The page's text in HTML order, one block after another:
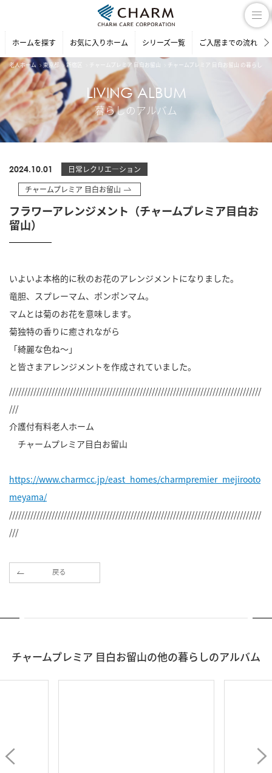
ホームを探す お気に入りホーム シリーズ一覧 ご入居までの流れ
老人ホーム 東京都 新宿区 チャームプレミア 目白お留山 チャームプレミア 目白お留山 の暮らしの
LIVING ALBUM
暮らしのアルバム
2024.10.01
日常レクリエ―ション
チャームプレミア 目白お留山
フラワーアレンジメント（チャームプレミア目白お
留山）
いよいよ本格的に秋のお花のアレンジメントになりました。
竜胆、スプレーマム、ポンポンマム。
マムとは菊のお花を意味します。
菊独特の香りに癒されながら
「綺麗な色ね～」
と皆さまアレンジメントを作成されていました。
///////////////////////////////////////////////////////////////////////////////////
///
介護付有料老人ホーム
チャームプレミア目白お留山
https://www.charmcc.jp/east_homes/charmpremier_mejirooto
meyama/
///////////////////////////////////////////////////////////////////////////////////
///
戻る
チャームプレミア 目白お留山の他の暮らしのアルバム